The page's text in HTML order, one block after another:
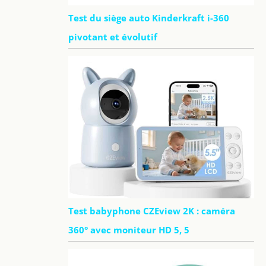
Test du siège auto Kinderkraft i-360
pivotant et évolutif
Test babyphone CZEview 2K : caméra
360° avec moniteur HD 5, 5